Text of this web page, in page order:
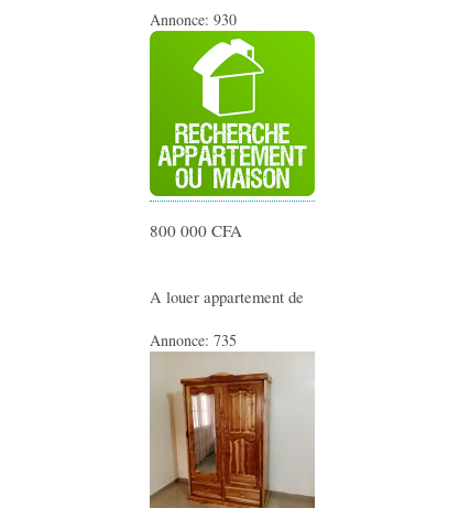
Annonce:930
800 000 CFA
A louer appartement de
Annonce:735